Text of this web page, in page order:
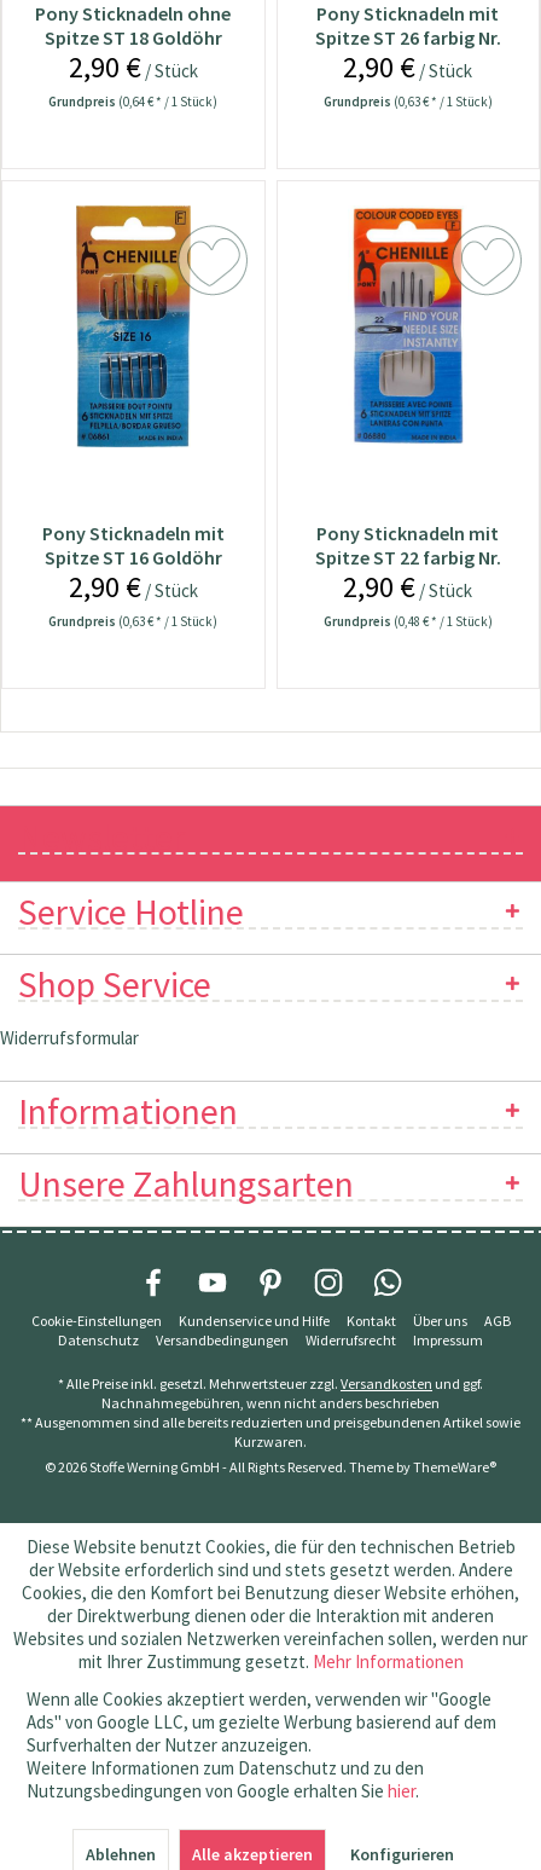
Pony Sticknadeln ohne
Spitze ST 18 Goldöhr
Nr.05851
2,90 €/ Stück
Grundpreis (0,64 € * / 1 Stück)
Pony Sticknadeln mit
Spitze ST 26 farbig Nr.
06882
2,90 € / Stück
Grundpreis (0,63 € * / 1 Stück)
Pony Sticknadeln mit
Spitze ST 16 Goldöhr
Nr.06861
2,90 €/ Stück
Grundpreis (0,63 € * / 1 Stück)
Pony Sticknadeln mit
Spitze ST 22 farbig Nr.
06880
2,90 € / Stück
Grundpreis (0,48 € * / 1 Stück)
Service Hotline
Shop Service
Widerrufsformular
Informationen
Unsere Zahlungsarten
Cookie-Einstellungen Kundenservice und Hilfe Kontakt Über uns
AGB
Datenschutz
Versandbedingungen Widerrufsrecht Impressum
* Alle Preise inkl. gesetzl. Mehrwertsteuer zzgl. Versandkosten und ggf.
Nachnahmegebühren, wenn nicht anders beschrieben
** Ausgenommen sind alle bereits reduzierten und preisgebundenen Artikel sowie
Kurzwaren.
© 2026 Stoffe Werning GmbH - All Rights Reserved. Theme byThemeWare®
Diese Website benutzt Cookies, die für den technischen Betrieb
der Website erforderlich sind und stets gesetzt werden. Andere
Cookies, die den Komfort bei Benutzung dieser Website erhöhen,
der Direktwerbung dienen oder die Interaktion mit anderen
Websites und sozialen Netzwerken vereinfachen sollen, werden nur
mit Ihrer Zustimmung gesetzt. Mehr Informationen
Wenn alle Cookies akzeptiert werden, verwenden wir "Google
Ads" von Google LLC, um gezielte Werbung basierend auf dem
Surfverhalten der Nutzer anzuzeigen.
Weitere Informationen zum Datenschutz und zu den
Nutzungsbedingungen von Google erhalten Sie hier.
Ablehnen Alle akzeptieren Konfigurieren
SEHR GUT (4.83 / 5)
aus145Bewertungen bei: amazon.de, shopvote.de ⓘ
Informationen zur Echtheit der Bewertungen